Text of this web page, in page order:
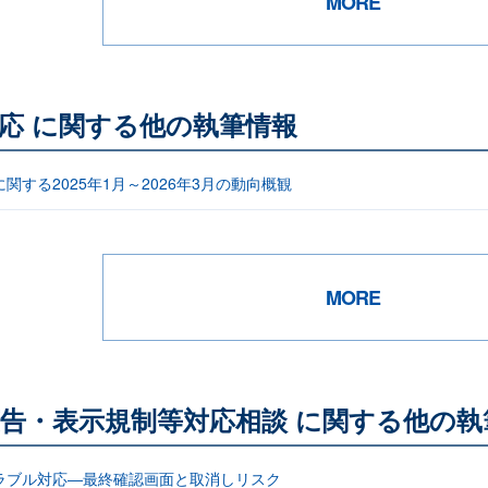
に関する他の執筆情報
関する2025年1月～2026年3月の動向概観
MORE
・表示規制等対応相談 に関する他の
ブル対応―最終確認画面と取消しリスク